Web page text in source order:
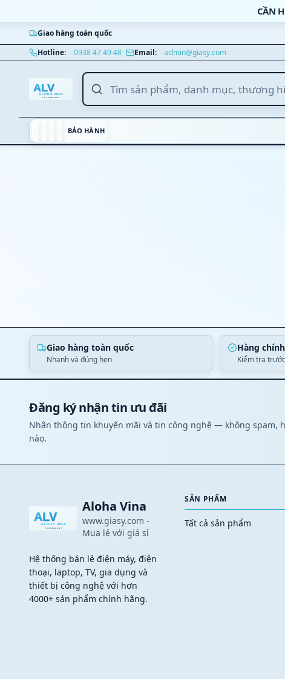
CẦN
Giao hàng toàn quốc
Nhảy tới nội dung chính
Hotline: 0938 47 49 48 Email: admin@giasy.com
BẢO HÀNH
Giao hàng toàn quốc
Nhanh và đúng hẹn
Hàng
Kiểm tra
Đăng ký nhận tin ưu đãi
Nhận thông tin khuyến mãi và tin công nghệ — không spam,
nào.
Aloha Vina
www.giasy.com -
Mua lẻ với giá sỉ
Hệ thống bán lẻ điện máy, điện
thoại, laptop, TV, gia dụng và
thiết bị công nghệ với hơn
4000+ sản phẩm chính hãng.
SẢN PHẨM
Tất cả sản phẩm